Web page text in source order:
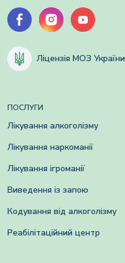
Ліцензія МОЗ
ПОСЛУГИ
Лікування алкоголізму
Лікування наркоманії
Лікування ігроманії
Виведення із запою
Кодування від алкоголізму
Реабілітаційний центр